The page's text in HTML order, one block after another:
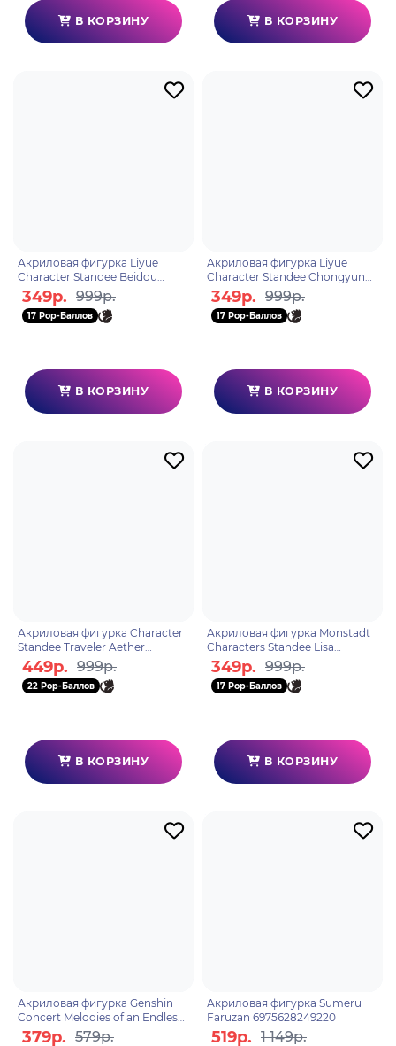
В КОРЗИНУ В КОРЗИНУ
Акриловая фигурка Liyue
Character Standee Beidou
6972957483011
349р. 999р.
17 Pop-Баллов
В КОРЗИНУ
Акриловая фигурка Liyue
Character Standee Chongyun
6972957483059
349р. 999р.
17 Pop-Баллов
В КОРЗИНУ
Акриловая фигурка Character
Standee Traveler Aether
6972957482861
449р. 999р.
22 Pop-Баллов
В КОРЗИНУ
Акриловая фигурка Monstadt
Characters Standee Lisa
6972957482908
349р. 999р.
17 Pop-Баллов
В КОРЗИНУ
Акриловая фигурка Genshin
Concert Melodies of an Endless
Journey Ningguang
379р. 579р.
Акриловая фигурка Sumeru
Faruzan 6975628249220
519р. 1 149р.